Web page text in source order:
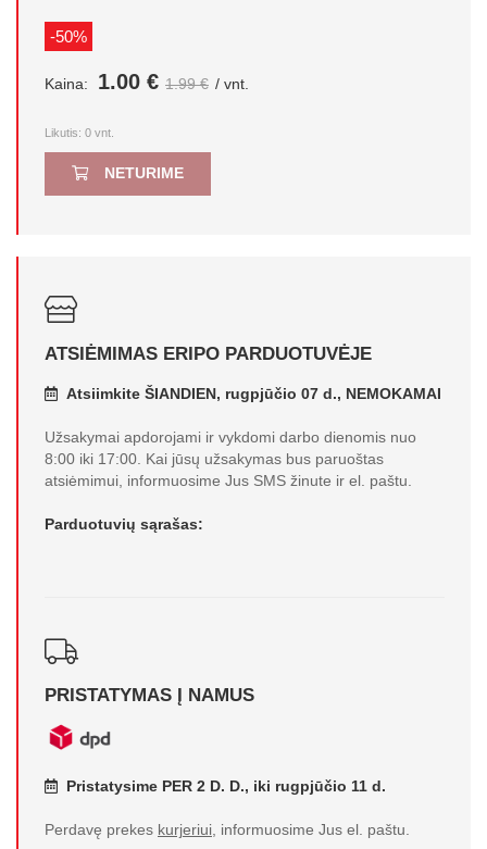
-50%
Kaina: 1.00 € 1.99 € / vnt.
Likutis: 0 vnt.
NETURIME
ATSIĖMIMAS ERIPO PARDUOTUVĖJE
Atsiimkite ŠIANDIEN, rugpjūčio 07 d., NEMOKAMAI
Užsakymai apdorojami ir vykdomi darbo dienomis nuo
8:00 iki 17:00. Kai jūsų užsakymas bus paruoštas
atsiėmimui, informuosime Jus SMS žinute ir el. paštu.
Parduotuvių sąrašas:
PRISTATYMAS Į NAMUS
Pristatysime PER 2 D. D., iki rugpjūčio 11 d.
Perdavę prekes kurjeriui, informuosime Jus el. paštu.